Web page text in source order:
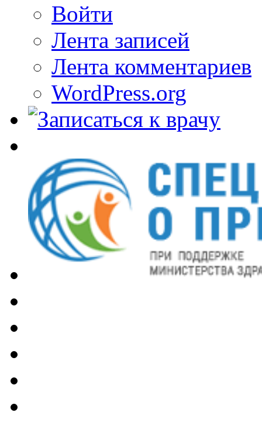
Войти
Лента записей
Лента комментариев
WordPress.org